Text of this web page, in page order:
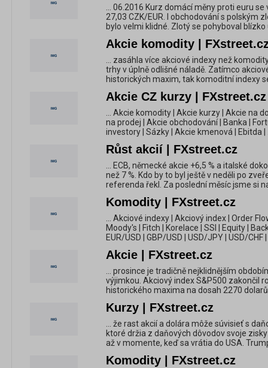
... 06.2016 Kurz domácí měny proti euru
27,03 CZK/EUR. I obchodování s polským
bylo velmi klidné. Zlotý se pohyboval blízko
Akcie komodity |
... zasáhla více akciové indexy než
trhy v úplně odlišné náladě. Zatímco
historických maxim, tak komoditní indexy
Akcie CZ kurzy | FXstreet.cz
... Akcie komodity | Akcie kurzy | Akcie na
na prodej | Akcie obchodování | Banka |
investory | Sázky | Akcie kmenová | Ebitda |
Růst akcií | FXstreet.cz
... ECB, německé akcie +6,5 % a italské
než 7 %. Kdo by to byl ještě v neděli po
referenda řekl. Za poslední měsíc jsme si
Komodity | FXstreet.cz
... Akciové indexy | Akciový index | Order
Moody's | Fitch | Korelace | SSI | Equity |
EUR/USD | GBP/USD | USD/JPY | USD/CHF |
Akcie | FXstreet.cz
... prosince je tradičně nejklidnějším
výjimkou. Akciový index S&P500 zakončil
historického maxima na dosah 2270
Kurzy | FXstreet.cz
... že rast akcií a dolára môže súvisieť s
ktoré držia z daňových dôvodov svoje
až v momente, keď sa vrátia do USA.
Komodity | FXstreet.cz